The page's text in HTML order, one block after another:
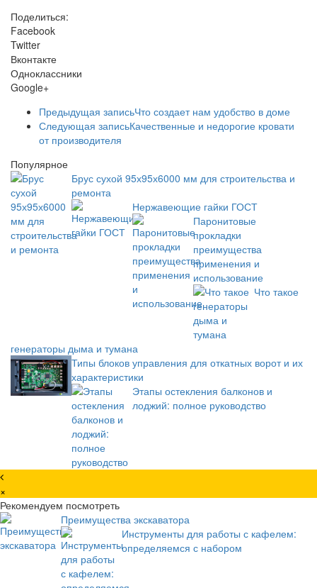
Поделиться:
Facebook
Twitter
Вконтакте
Одноклассники
Google+
Предыдущая записьЧто создает нам удобство в доме
Следующая записьКачественные и недорогие кровати
от производителя
Популярное
Брус сухой 95х95х6000 мм для строительства и
ремонта
Нержавеющие гайки ГОСТ
Паронитовые
прокладки
преимущества
применения и
использование
Что такое
генераторы дыма и тумана
Типы блоков управления для откатных ворот и их
характеристики
Этапы остекления балконов и
лоджий: полное руководство
×
Рекомендуем посмотреть
Преимущества экскаватора
Инструменты для работы с кафелем:
определяемся с набором